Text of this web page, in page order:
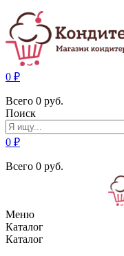
0 ₽
Всего 0 руб.
Поиск
0 ₽
Всего 0 руб.
Меню
Каталог
Каталог